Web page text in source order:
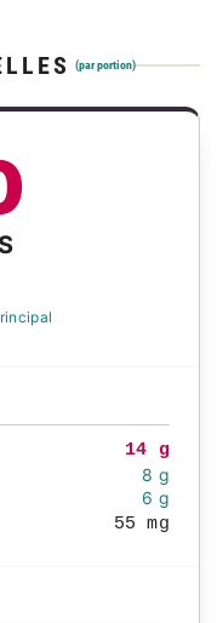
(par portion)
14 g
8 g
6 g
55 mg